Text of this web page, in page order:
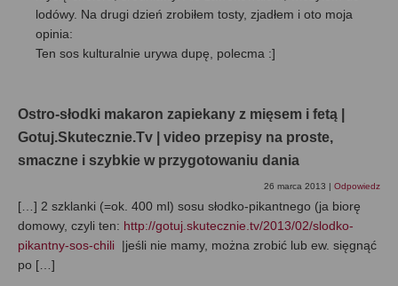
lodówy. Na drugi dzień zrobiłem tosty, zjadłem i oto moja
opinia:
Ten sos kulturalnie urywa dupę, polecma :]
Ostro-słodki makaron zapiekany z mięsem i fetą |
Gotuj.Skutecznie.Tv | video przepisy na proste,
smaczne i szybkie w przygotowaniu dania
26 marca 2013 Odpowiedz
[…] 2 szklanki (=ok. 400 ml) sosu słodko-pikantnego (ja biorę
domowy, czyli ten: http://gotuj.skutecznie.tv/2013/02/slodko-
pikantny-sos-chili |jeśli nie mamy, można zrobić lub ew. sięgnąć
po […]